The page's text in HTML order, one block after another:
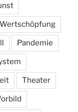
Pandemie
Theater